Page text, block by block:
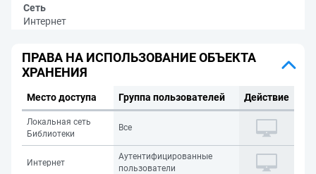
Сеть
Интернет
ПРАВА НА ИСПОЛЬЗОВАНИЕ ОБЪЕКТА
ХРАНЕНИЯ
Место доступа Группа пользователей Действие
Локальная сеть
Библиотеки
Все
Интернет
Аутентифицированные
пользователи